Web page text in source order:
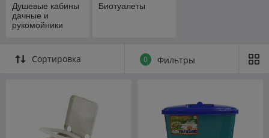
Душевые кабины
дачные и
рукомойники
Биотуалеты
Сортировка 0 Фильтры